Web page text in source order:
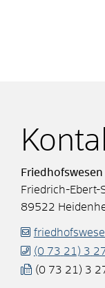
Friedrich-Ebert-
89522
(0 73 21) 3
(0 73 21) 3